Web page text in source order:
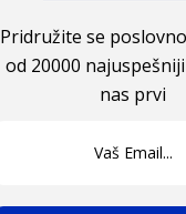
Pridružite se
od 20000
nas prvi